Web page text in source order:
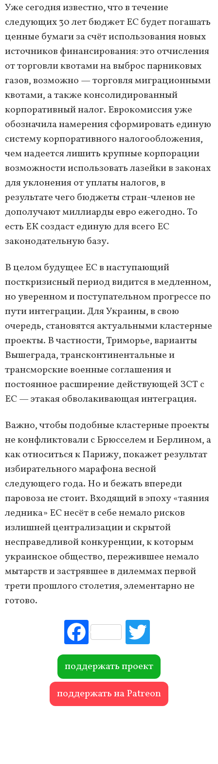
Уже сегодня известно, что в течение
следующих 30 лет бюджет ЕС будет погашать
ценные бумаги за счёт использования новых
источников финансирования: это отчисления
от торговли квотами на выброс парниковых
газов, возможно — торговля миграционными
квотами, а также консолидированный
корпоративный налог. Еврокомиссия уже
обозначила намерения сформировать единую
систему корпоративного налогообложения,
чем надеется лишить крупные корпорации
возможности использовать лазейки в законах
для уклонения от уплаты налогов, в
результате чего бюджеты стран-членов не
дополучают миллиарды евро ежегодно. То
есть ЕК создаст единую для всего ЕС
законодательную базу.
В целом будущее ЕС в наступающий
посткризисный период видится в медленном,
но уверенном и поступательном прогрессе по
пути интеграции. Для Украины, в свою
очередь, становятся актуальными кластерные
проекты. В частности, Триморье, варианты
Вышеграда, трансконтинентальные и
трансморские военные соглашения и
постоянное расширение действующей ЗСТ с
ЕС — этакая обволакивающая интеграция.
Важно, чтобы подобные кластерные проекты
не конфликтовали с Брюсселем и Берлином, а
как относиться к Парижу, покажет результат
избирательного марафона весной
следующего года. Но и бежать впереди
паровоза не стоит. Входящий в эпоху «таяния
ледника» ЕС несёт в себе немало рисков
излишней централизации и скрытой
несправедливой конкуренции, к которым
украинское общество, пережившее немало
мытарств и застрявшее в дилеммах первой
трети прошлого столетия, элементарно не
готово.
Fac
ebo
ok r
поддержать проект
поддержать на Patreon